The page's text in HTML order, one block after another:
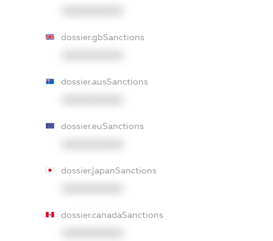
dossier.gbSanctions
dossier.ausSanctions
dossier.euSanctions
dossier.japanSanctions
dossier.canadaSanctions